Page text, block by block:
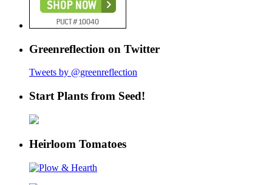
Greenreflection on Twitter
Tweets by @greenreflection
Start Plants from Seed!
Heirloom Tomatoes